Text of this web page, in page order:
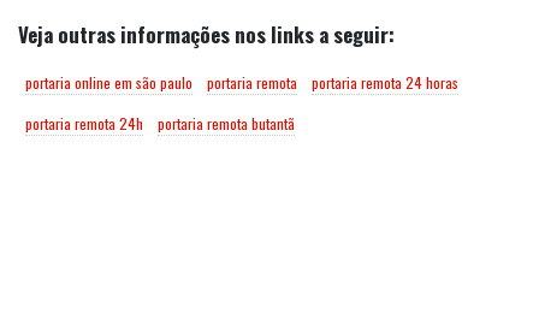
Veja outras informações nos links a seguir:
portaria online em são paulo portaria remota
portaria remota 24 horas
portaria remota 24h
portaria remota butantã